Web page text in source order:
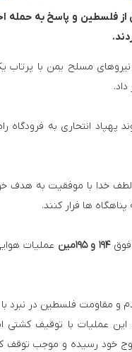
فلسطین و پاسخ به حمله
پهپاد انتحاری به
خدا با موفقیت به هدف
ها فرار کنند.
فوق۱۹۴ و ۱۹۵مین
عملیات
عملیات با توقیف کشتی
اسرائیل به اوج خود رسیده و